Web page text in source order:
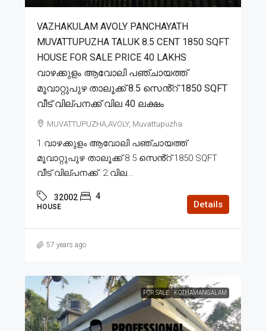
VAZHAKULAM AVOLY PANCHAYATH
MUVATTUPUZHA TALUK 8.5 CENT 1850 SQFT
HOUSE FOR SALE PRICE 40 LAKHS
വാഴക്കുളം ആവോലി പഞ്ചായത്ത്
മൂവാറ്റുപുഴ താലൂക്ക് 8.5 സെൻ്റ് 1850 SQFT
വീട് വില്പനക്ക് വില 40 ലക്ഷം
MUVATTUPUZHA,AVOLY, Muvattupuzha
1.വാഴക്കുളം ആവോലി പഞ്ചായത്ത്
മൂവാറ്റുപുഴ താലൂക്ക് 8.5 സെൻ്റ് 1850 SQFT
വീട് വില്പനക്ക്. 2.വില...
32002 4
HOUSE Details
57 years ago
FOR SALE KOTHAMANGALAM